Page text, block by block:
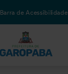
Barra de Acessibilidade